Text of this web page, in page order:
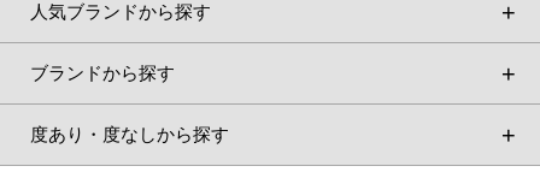
人気ブランドから探す
ブランドから探す
度あり・度なしから探す